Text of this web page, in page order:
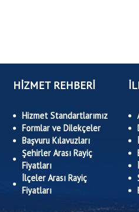
HİZMET REHBERİ
Hizmet Standartlarımız
Formlar ve Dilekçeler
Başvuru Kılavuzları
Şehirler Arası Rayiç
Fiyatları
İlçeler Arası Rayiç
Fiyatları